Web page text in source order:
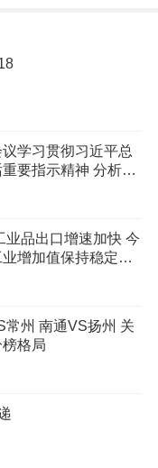
学习贯彻习近平总
要指示精神 分析全
业品出口增速加快 今
增加值保持稳定增
常州 南通VS扬州 关
格局